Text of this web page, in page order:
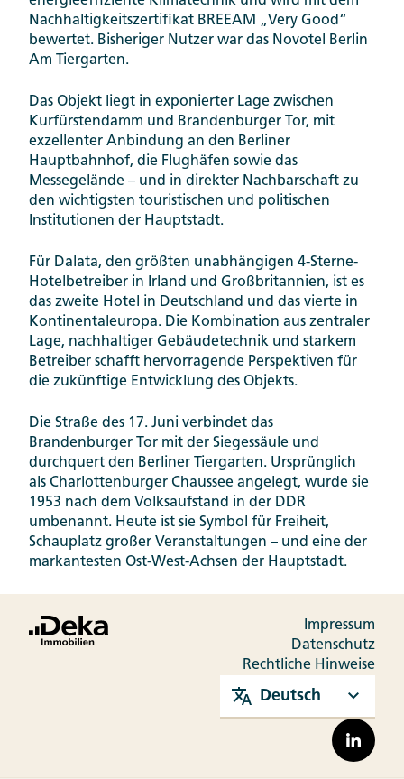
Nachhaltigkeitszertifikat BREEAM „Very Good“
bewertet. Bisheriger Nutzer war das Novotel Berlin
Am Tiergarten.
Das Objekt liegt in exponierter Lage zwischen
Kurfürstendamm und Brandenburger Tor, mit
exzellenter Anbindung an den Berliner
Hauptbahnhof, die Flughäfen sowie das
Messegelände – und in direkter Nachbarschaft zu
den wichtigsten touristischen und politischen
Institutionen der Hauptstadt.
Für Dalata, den größten unabhängigen 4-Sterne-
Hotelbetreiber in Irland und Großbritannien, ist es
das zweite Hotel in Deutschland und das vierte in
Kontinentaleuropa. Die Kombination aus zentraler
Lage, nachhaltiger Gebäudetechnik und starkem
Betreiber schafft hervorragende Perspektiven für
die zukünftige Entwicklung des Objekts.
Die Straße des 17. Juni verbindet das
Brandenburger Tor mit der Siegessäule und
durchquert den Berliner Tiergarten. Ursprünglich
als Charlottenburger Chaussee angelegt, wurde sie
1953 nach dem Volksaufstand in der DDR
umbenannt. Heute ist sie Symbol für Freiheit,
Schauplatz großer Veranstaltungen – und eine der
markantesten Ost-West-Achsen der Hauptstadt.
Impressum
Datenschutz
Rechtliche Hinweise
Deutsch